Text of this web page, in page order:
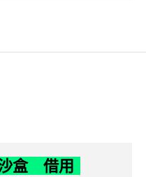
盒 借用